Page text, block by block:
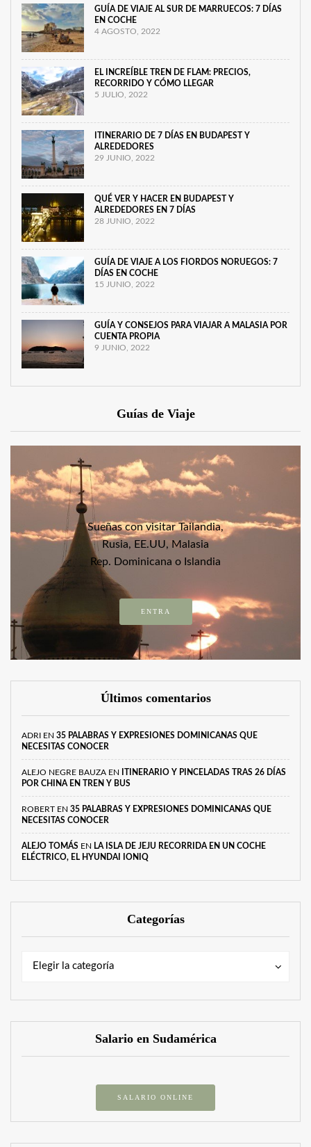
GUÍA DE VIAJE AL SUR DE MARRUECOS: 7 DÍAS
EN COCHE
4 AGOSTO, 2022
EL INCREÍBLE TREN DE FLAM: PRECIOS,
RECORRIDO Y CÓMO LLEGAR
5 JULIO, 2022
ITINERARIO DE 7 DÍAS EN BUDAPEST Y
ALREDEDORES
29 JUNIO, 2022
QUÉ VER Y HACER EN BUDAPEST Y
ALREDEDORES EN 7 DÍAS
28 JUNIO, 2022
GUÍA DE VIAJE A LOS FIORDOS NORUEGOS: 7
DÍAS EN COCHE
15 JUNIO, 2022
GUÍA Y CONSEJOS PARA VIAJAR A MALASIA POR
CUENTA PROPIA
9 JUNIO, 2022
Guías de Viaje
Sueñas con visitar Tailandia,
Rusia, EE.UU, Malasia
Rep. Dominicana o Islandia
ENTRA
Últimos comentarios
ADRI EN 35 PALABRAS Y EXPRESIONES DOMINICANAS QUE
NECESITAS CONOCER
ALEJO NEGRE BAUZA EN
ITINERARIO Y PINCELADAS TRAS 26 DÍAS
POR CHINA EN TREN Y BUS
ROBERT EN 35 PALABRAS Y EXPRESIONES DOMINICANAS QUE
NECESITAS CONOCER
ALEJO TOMÁS EN LA ISLA DE JEJU RECORRIDA EN UN COCHE
ELÉCTRICO, EL HYUNDAI IONIQ
Categorías
Categorías
Elegir la categoría
Categorías
Salario en Sudamérica
SALARIO ONLINE